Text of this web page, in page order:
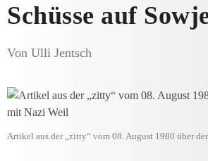
Schüsse auf
Von Ulli Jentsch
Artikel aus der „zitty“ vom 08. August 1980 über